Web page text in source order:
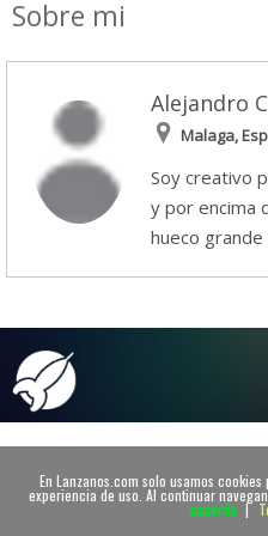
En Lanzanos.com solo usamos
experiencia de uso. Al continuar
acuerdo |
Sobre mi
Alejandro
Malaga,
Soy creativo
y por encima
hueco grande